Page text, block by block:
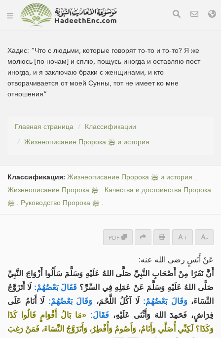
Хадис: “Что с людьми, которые говорят то-то и то-то? Я же
молюсь [по ночам] и сплю, пощусь иногда и оставляю пост
иногда, и я заключаю браки с женщинами, и кто
отворачивается от моей Сунны, тот не имеет ко мне
отношения”
Главная страница
Классификации
Жизнеописание Пророка ﷺ и история
Классификация: Жизнеописание Пророка ﷺ и история .
Жизнеописание Пророка ﷺ . Качества и достоинства Пророка
ﷺ . Руководство Пророка ﷺ .
PDF + -
عَنْ أَنَسٍ رضي الله عنه:
أَنَّ نَفَرًا مِنْ أَصْحَابِ النَّبِيِّ صَلَّى اللهُ عَلَيْهِ وَسَلَّمَ سَأَلُوا أَزْوَاجَ النَّبِيِّ
صَلَّى اللهُ عَلَيْهِ وَسَلَّمَ عَنْ عَمَلِهِ فِي السِّرِّ؟ فَقَالَ بَعْضُهُمْ: لَا أَتَزَوَّجُ
النِّسَاءَ، وَقَالَ بَعْضُهُمْ: لَا آكُلُ اللَّحْمَ، وَقَالَ بَعْضُهُمْ: لَا أَنَامُ عَلَى
فِرَاشٍ، فَحَمِدَ اللهَ وَأَثْنَى عَلَيْهِ، فَقَالَ: «مَا بَالُ أَقْوَامٍ قَالُوا كَذَا
وَكَذَا؟ لَكِنِّي أُصَلِّي وَأَنَامُ، وَأَصُومُ وَأُفْطِرُ، وَأَتَزَوَّجُ النِّسَاءَ، فَمَنْ رَغِبَ